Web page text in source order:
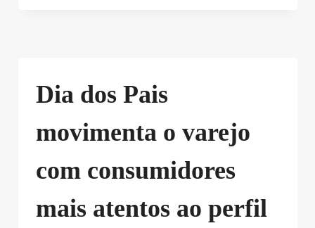
Dia dos Pais
movimenta o varejo
com consumidores
mais atentos ao perfil